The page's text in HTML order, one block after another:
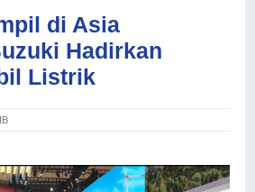
di Asia
Hadirkan
Listrik